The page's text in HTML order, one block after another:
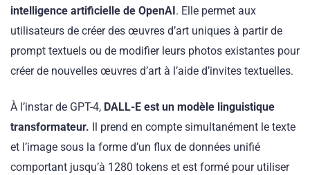
intelligence artificielle de OpenAI. Elle permet aux
utilisateurs de créer des œuvres d’art uniques à partir de
prompt textuels ou de modifier leurs photos existantes pour
créer de nouvelles œuvres d’art à l’aide d’invites textuelles.
À l’instar de GPT-4, DALL-E est un modèle linguistique
transformateur. Il prend en compte simultanément le texte
et l’image sous la forme d’un flux de données unifié
comportant jusqu’à 1280 tokens et est formé pour utiliser